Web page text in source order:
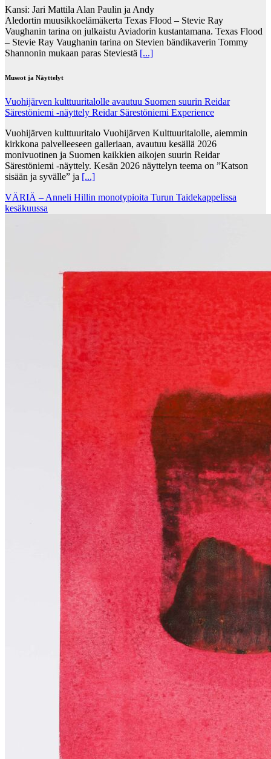
Kansi: Jari Mattila Alan Paulin ja Andy
Aledortin muusikkoelämäkerta Texas Flood – Stevie Ray
Vaughanin tarina on julkaistu Aviadorin kustantamana. Texas Flood
– Stevie Ray Vaughanin tarina on Stevien bändikaverin Tommy
Shannonin mukaan paras Steviestä [...]
Museot ja Näyttelyt
Vuohijärven kulttuuritalolle avautuu Suomen suurin Reidar
Särestöniemi -näyttely Reidar Särestöniemi Experience
Vuohijärven kulttuuritalo Vuohijärven Kulttuuritalolle, aiemmin
kirkkona palvelleeseen galleriaan, avautuu kesällä 2026
monivuotinen ja Suomen kaikkien aikojen suurin Reidar
Särestöniemi -näyttely. Kesän 2026 näyttelyn teema on ”Katson
sisään ja syvälle” ja [...]
VÄRIÄ – Anneli Hillin monotypioita Turun Taidekappelissa
kesäkuussa